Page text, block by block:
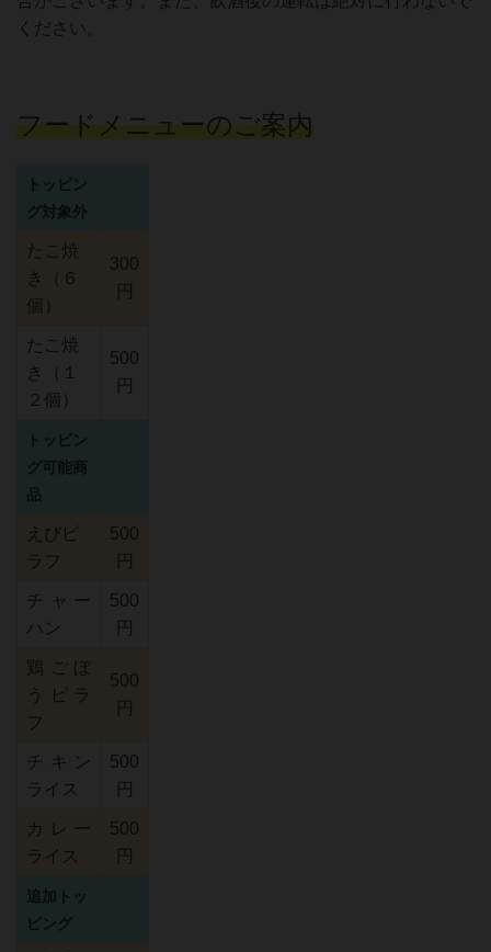
ください。
フードメニューのご案内
トッピン
グ対象外
たこ焼
き（６
個）
300
円
たこ焼
き（１
２個）
500
円
トッピン
グ可能商
品
えびピ
ラフ
500
円
チャー
ハン
500
円
鶏ごぼ
うピラ
フ
500
円
チキン
ライス
500
円
カレー
ライス
500
円
追加トッ
ピング